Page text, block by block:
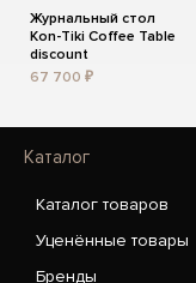
Журнальный стол
Kon-Tiki Coffee Table
discount
67 700 ₽
Каталог
Каталог товаров
Уценённые товары
Бренды